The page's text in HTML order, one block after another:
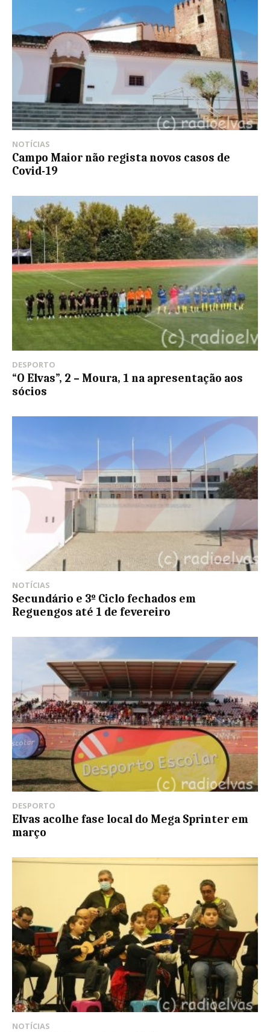
NOTÍCIAS
Campo Maior não regista novos casos de
Covid-19
DESPORTO
“O Elvas”, 2 – Moura, 1 na apresentação aos
sócios
NOTÍCIAS
Secundário e 3º Ciclo fechados em
Reguengos até 1 de fevereiro
DESPORTO
Elvas acolhe fase local do Mega Sprinter em
março
NOTÍCIAS